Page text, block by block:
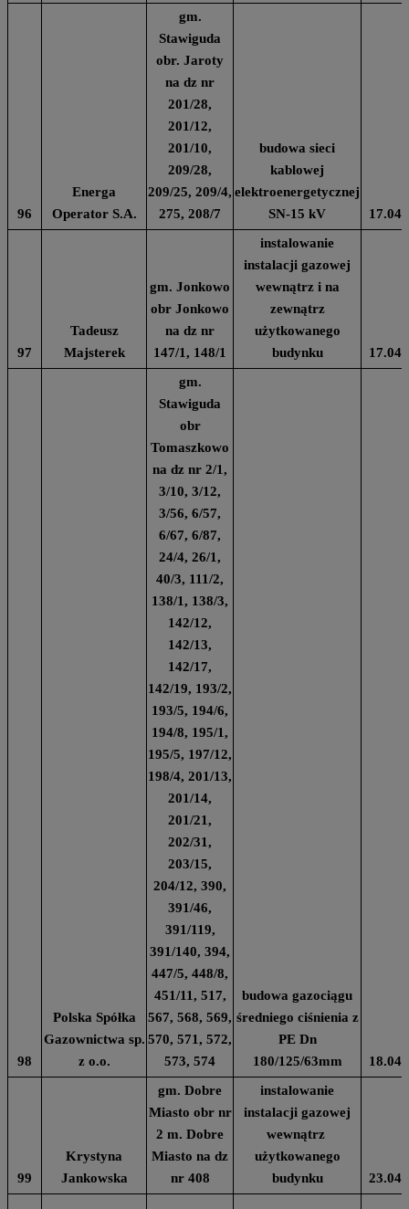
96
Energa
Operator S.A.
gm.
Stawiguda
obr. Jaroty
na dz nr
201/28,
201/12,
201/10,
209/28,
209/25, 209/4,
275, 208/7
budowa sieci
kablowej
elektroenergetycznej
SN-15 kV
97
Tadeusz
Majsterek
gm. Jonkowo
obr Jonkowo
na dz nr
147/1, 148/1
instalowanie
instalacji gazowej
wewnątrz i na
zewnątrz
użytkowanego
budynku
98
Polska Spółka
Gazownictwa sp.
z o.o.
gm.
Stawiguda
obr
Tomaszkowo
na dz nr 2/1,
3/10, 3/12,
3/56, 6/57,
6/67, 6/87,
24/4, 26/1,
40/3, 111/2,
138/1, 138/3,
142/12,
142/13,
142/17,
142/19, 193/2,
193/5, 194/6,
194/8, 195/1,
195/5, 197/12,
198/4, 201/13,
201/14,
201/21,
202/31,
203/15,
204/12, 390,
391/46,
391/119,
391/140, 394,
447/5, 448/8,
451/11, 517,
567, 568, 569,
570, 571, 572,
573, 574
budowa gazociągu
średniego ciśnienia z
PE Dn
180/125/63mm
99
Krystyna
Jankowska
gm. Dobre
Miasto obr nr
2 m. Dobre
Miasto na dz
nr 408
instalowanie
instalacji gazowej
wewnątrz
użytkowanego
budynku